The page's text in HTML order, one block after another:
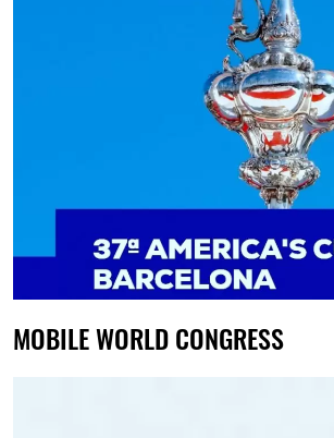
MOBILE WORLD CONGRESS